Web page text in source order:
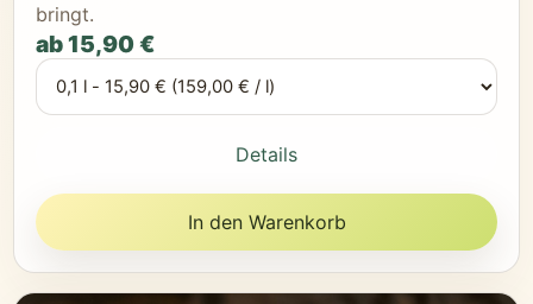
bringt.
ab 15,90 €
Details
In den Warenkorb